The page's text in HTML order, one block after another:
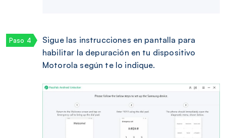
Sigue las instrucciones en pantalla para
habilitar la depuración en tu dispositivo
Motorola según te lo indique.